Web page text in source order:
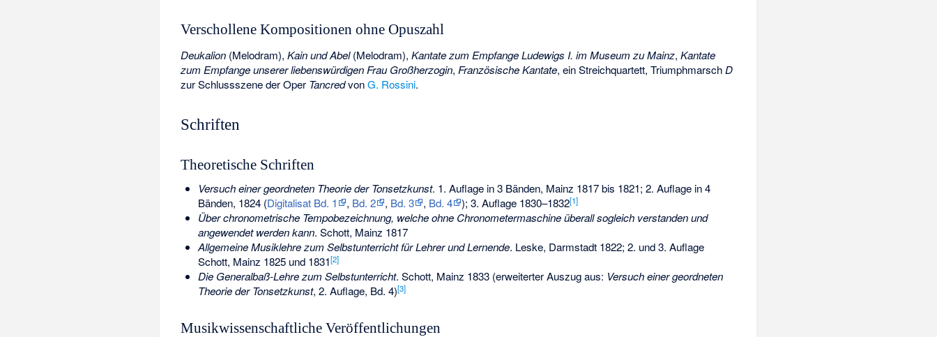
Verschollene Kompositionen ohne Opuszahl
Deukalion (Melodram),Kain und Abel(Melodram),Kantate zum Empfange Ludewigs I. im Museum zu Mainz,Kantate
zum Empfange unserer liebenswürdigen Frau Großherzogin,Französische Kantate, ein Streichquartett, TriumphmarschD
zur Schlussszene der Oper TancredvonG. Rossini.
Schriften
Theoretische Schriften
Versuch einer geordneten Theorie der Tonsetzkunst. 1. Auflage in 3 Bänden, Mainz 1817 bis 1821; 2. Auflage in 4
Bänden, 1824 (Digitalisat Bd. 1 , Bd. 2 , Bd. 3 , Bd. 4 ); 3. Auflage 1830–1832[1]
Über chronometrische Tempobezeichnung, welche ohne Chronometermaschine überall sogleich verstanden und
angewendet werden kann. Schott, Mainz 1817
Allgemeine Musiklehre zum Selbstunterricht für Lehrer und Lernende. Leske, Darmstadt 1822; 2. und 3. Auflage
Schott, Mainz 1825 und 1831[2]
Die Generalbaß-Lehre zum Selbstunterricht. Schott, Mainz 1833 (erweiterter Auszug aus: Versuch einer geordneten
Theorie der Tonsetzkunst, 2. Auflage, Bd. 4)[3]
Musikwissenschaftliche Veröffentlichungen